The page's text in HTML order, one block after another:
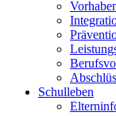
Schulleben